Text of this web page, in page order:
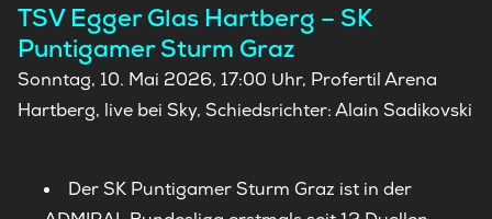
TSV Egger Glas Hartberg – SK
Puntigamer Sturm Graz
Sonntag, 10. Mai 2026, 17:00 Uhr, Profertil Arena
Hartberg, live bei Sky, Schiedsrichter: Alain Sadikovski
Der SK Puntigamer Sturm Graz ist in der